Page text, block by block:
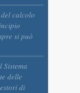
calcolo
si può
Sistema
delle
di